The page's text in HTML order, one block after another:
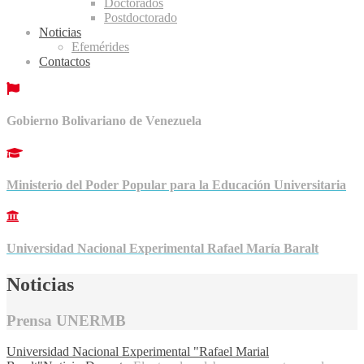
Doctorados
Postdoctorado
Noticias
Efemérides
Contactos
Gobierno Bolivariano de Venezuela
Ministerio del Poder Popular para la Educación Universitaria
Universidad Nacional Experimental Rafael María Baralt
Noticias
Prensa UNERMB
Universidad Nacional Experimental "Rafael Marial